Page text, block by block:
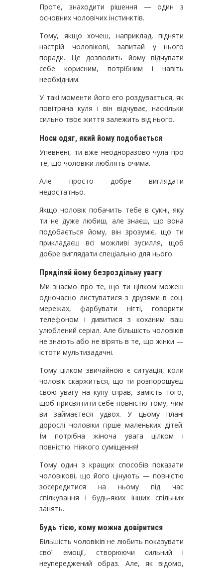
Проте, знаходити рішення — один з
основних чоловічих інстинктів.
Тому, якщо хочеш, наприклад, підняти
настрій чоловікові, запитай у нього
поради. Це дозволить йому відчувати
себе корисним, потрібним і навіть
необхідним.
У такі моменти його его роздувається, як
повітряна куля і він відчуває, наскільки
сильно твоє життя залежить від нього.
Носи одяг, який йому подобається
Упевнені, ти вже неодноразово чула про
те, що чоловіки люблять очима.
Але просто добре виглядати
недостатньо.
Якщо чоловік побачить тебе в сукні, яку
ти не дуже любиш, але знаєш, що вона
подобається йому, він зрозуміє, що ти
прикладаєш всі можливі зусилля, щоб
добре виглядати спеціально для нього.
Приділяй йому безроздільну увагу
Ми знаємо про те, що ти цілком можеш
одночасно листуватися з друзями в соц.
мережах, фарбувати нігті, говорити
телефоном і дивитися з коханим ваш
улюблений серіал. Але більшість чоловіків
не знають або не вірять в те, що жінки —
істоти мультизадачні.
Тому цілком звичайною є ситуація, коли
чоловік скаржиться, що ти розпорошуєш
свою увагу на купу справ, замість того,
щоб присвятити себе повністю тому, чим
ви займаєтеся удвох. У цьому плані
дорослі чоловіки гірше маленьких дітей.
Їм потрібна жіноча увага цілком і
повністю. Ніякого суміщення!
Тому один з кращих способів показати
чоловікові, що його цінують — повністю
зосередитися на ньому під час
спілкування і будь-яких інших спільних
занять.
Будь тією, кому можна довіритися
Більшість чоловіків не любить показувати
свої емоції, створюючи сильний і
неупереджений образ. Але, як відомо,